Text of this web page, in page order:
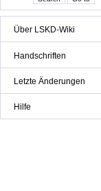
Über LSKD-Wiki
Handschriften
Letzte Änderungen
Hilfe